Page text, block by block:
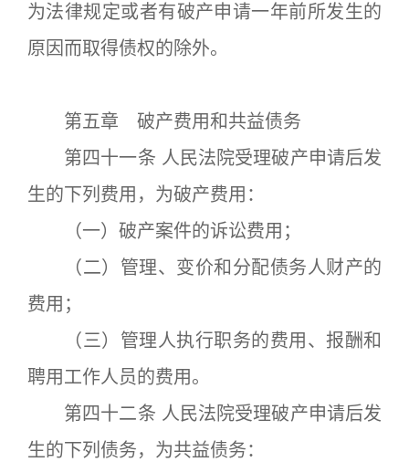
为法律规定或者有破产申请一年前所发生的
原因而取得债权的除外。
第五章 破产费用和共益债务
第四十一条 人民法院受理破产申请后发
生的下列费用，为破产费用：
（一）破产案件的诉讼费用；
（二）管理、变价和分配债务人财产的
费用；
（三）管理人执行职务的费用、报酬和
聘用工作人员的费用。
第四十二条 人民法院受理破产申请后发
生的下列债务，为共益债务：